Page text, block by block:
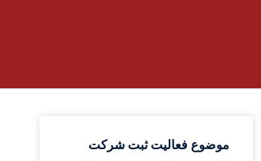
موضوع فعالیت ثبت شرکت